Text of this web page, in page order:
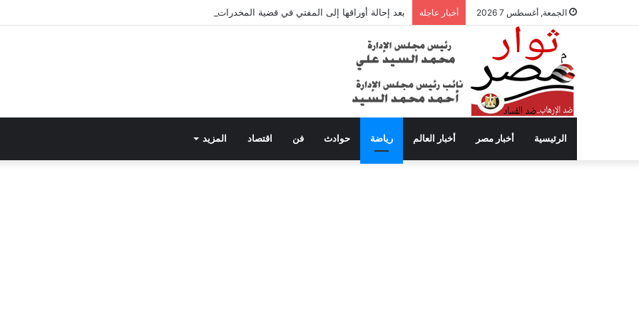
الجمعة, أغسطس 7 2026 أخبار عاجلة بعد إحالة أوراقها إلى المفتي في قضية المخدرات الكبرى.. من هي سارة خليفة؟
الرئيسية أخبار مصر أخبار العالم رياضة حوادث فن اقتصاد المزيد